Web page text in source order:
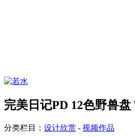
完美日记PD 12色野兽
分类栏目： 设计欣赏 - 视频作品